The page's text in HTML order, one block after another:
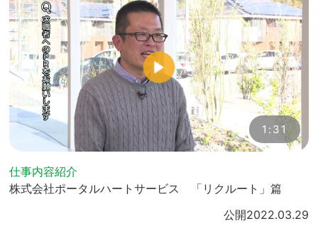
1:31
仕事内容紹介
株式会社ポータルハートサービス 「リクルート」篇
公開2022.03.29